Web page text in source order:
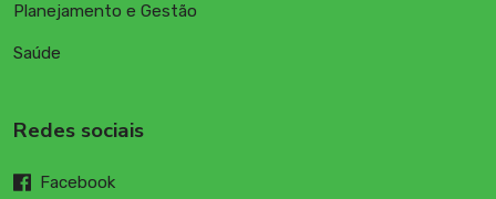
Planejamento e Gestão
Saúde
Redes sociais
Facebook